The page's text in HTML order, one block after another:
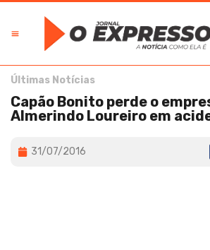
Últimas Notícias
Capão Bonito perde o
Almerindo Loureiro em
31/07/2016